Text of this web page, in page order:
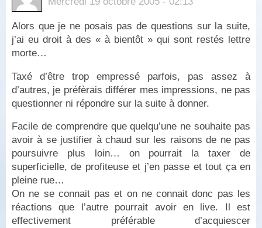
Alors que je ne posais pas de questions sur la suite,
j’ai eu droit à des « à bientôt » qui sont restés lettre
morte…
Taxé d’être trop empressé parfois, pas assez à
d’autres, je préfèrais différer mes impressions, ne pas
questionner ni répondre sur la suite à donner.
Facile de comprendre que quelqu’une ne souhaite pas
avoir à se justifier à chaud sur les raisons de ne pas
poursuivre plus loin… on pourrait la taxer de
superficielle, de profiteuse et j’en passe et tout ça en
pleine rue…
On ne se connait pas et on ne connait donc pas les
réactions que l’autre pourrait avoir en live. Il est
effectivement préférable d’acquiescer